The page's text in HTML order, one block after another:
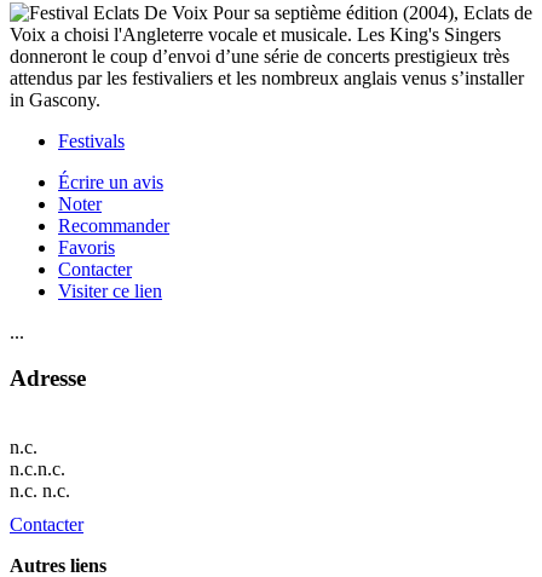
Pour sa septième édition (2004), Eclats de
Voix a choisi l'Angleterre vocale et musicale. Les King's Singers
donneront le coup d’envoi d’une série de concerts prestigieux très
attendus par les festivaliers et les nombreux anglais venus s’installer
in Gascony.
Festivals
Écrire un avis
Noter
Recommander
Favoris
Contacter
Visiter ce lien
...
Adresse
n.c.
n.c.n.c.
n.c. n.c.
Contacter
Autres liens